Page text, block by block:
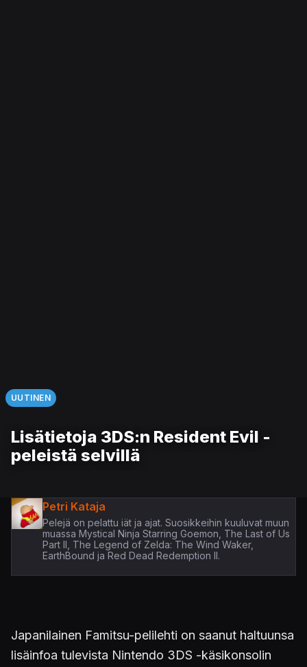
UUTINEN
Lisätietoja 3DS:n Resident Evil -
peleistä selvillä
Petri Kataja
Pelejä on pelattu iät ja ajat. Suosikkeihin kuuluvat muun
muassa Mystical Ninja Starring Goemon, The Last of Us
Part II, The Legend of Zelda: The Wind Waker,
EarthBound ja Red Dead Redemption II.
Japanilainen Famitsu-pelilehti on saanut haltuunsa
lisäinfoa tulevista Nintendo 3DS -käsikonsolin